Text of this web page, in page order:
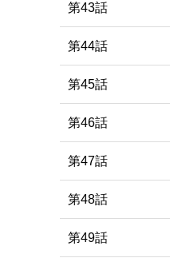
第43話
第44話
第45話
第46話
第47話
第48話
第49話